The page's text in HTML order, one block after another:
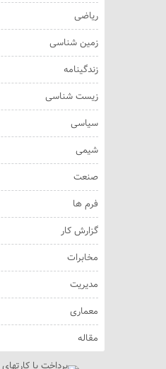
ریاضی
زمین شناسی
زندگینامه
زیست شناسی
سیاسی
شیمی
صنعت
فرم ها
گزارش کار
مخابرات
مدیریت
معماری
مقاله